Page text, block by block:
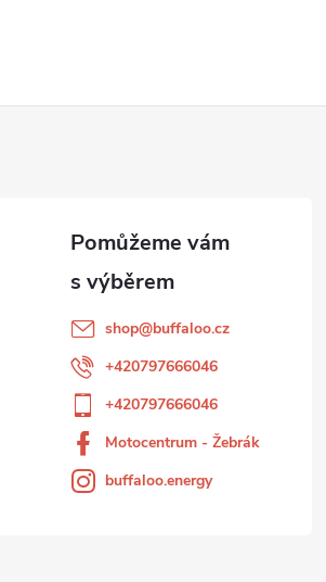
shop@buffaloo.cz
+420797666046
+420797666046
Motocentrum - Žebrák
buffaloo.energy